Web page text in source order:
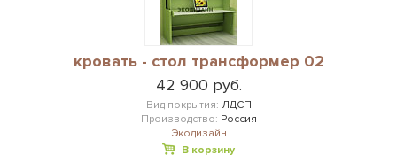
кровать - стол трансформер 02
42 900 руб.
Вид покрытия: ЛДСП
Производство: Россия
Экодизайн
В корзину